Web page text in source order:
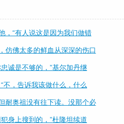
，“有人说这是因为我们做错
仿佛太多的鲜血从深深的伤口
诚是不够的，”基尔加丹继
不，告诉我该做什么，什么
耐奥祖没有往下读。没那个必
身上搜到的，”杜隆坦续道